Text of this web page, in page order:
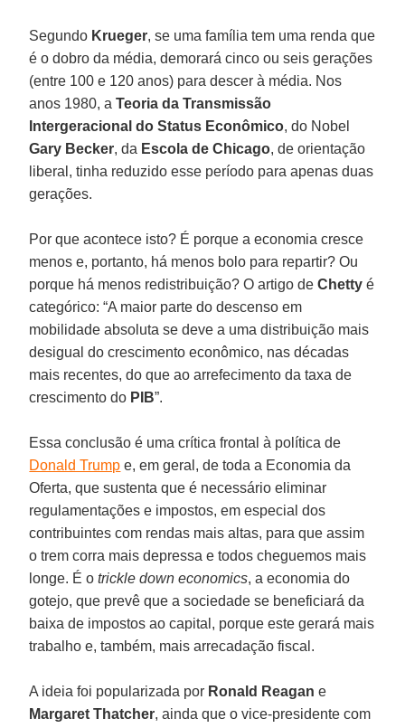
Segundo Krueger, se uma família tem uma renda que
é o dobro da média, demorará cinco ou seis gerações
(entre 100 e 120 anos) para descer à média. Nos
anos 1980, aTeoria da Transmissão
Intergeracional do Status Econômico, do Nobel
Gary Becker, da Escola de Chicago, de orientação
liberal, tinha reduzido esse período para apenas duas
gerações.
Por que acontece isto? É porque a economia cresce
menos e, portanto, há menos bolo para repartir? Ou
porque há menos redistribuição? O artigo deChetty é
categórico: “A maior parte do descenso em
mobilidade absoluta se deve a uma distribuição mais
desigual do crescimento econômico, nas décadas
mais recentes, do que ao arrefecimento da taxa de
crescimento do PIB”.
Essa conclusão é uma crítica frontal à política de
Donald Trump e, em geral, de toda a Economia da
Oferta, que sustenta que é necessário eliminar
regulamentações e impostos, em especial dos
contribuintes com rendas mais altas, para que assim
o trem corra mais depressa e todos cheguemos mais
longe. É o trickle down economics, a economia do
gotejo, que prevê que a sociedade se beneficiará da
baixa de impostos ao capital, porque este gerará mais
trabalho e, também, mais arrecadação fiscal.
A ideia foi popularizada por Ronald Reagan e
Margaret Thatcher, ainda que o vice-presidente com